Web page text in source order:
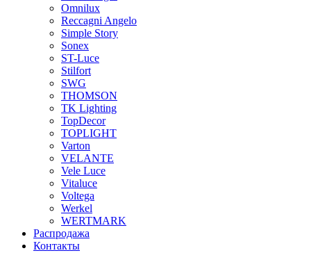
Omnilux
Reccagni Angelo
Simple Story
Sonex
ST-Luce
Stilfort
SWG
THOMSON
TK Lighting
TopDecor
TOPLIGHT
Varton
VELANTE
Vele Luce
Vitaluce
Voltega
Werkel
WERTMARK
Распродажа
Контакты